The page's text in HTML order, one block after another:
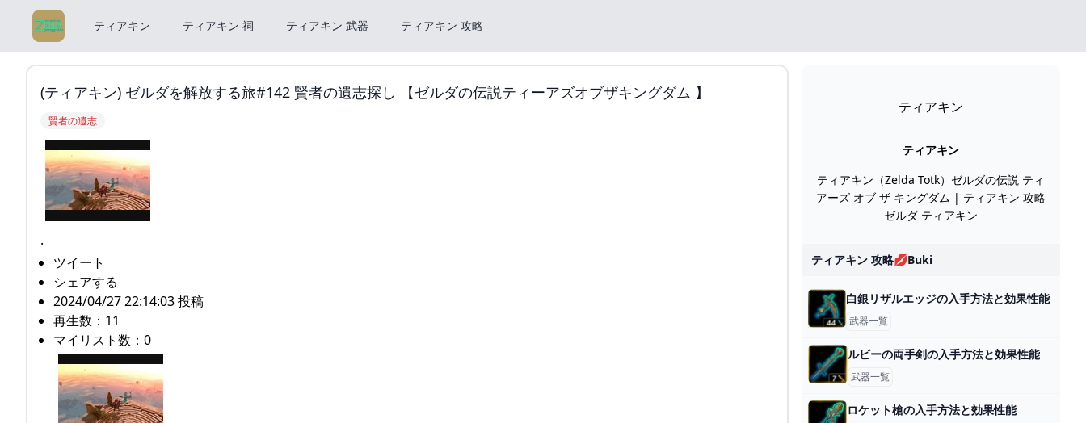
ティアキン ティアキン 祠 ティアキン 武器 ティアキン 攻略
(ティアキン) ゼルダを解放する旅#142 賢者の遺志探し 【ゼルダの伝説ティーアズオブザキングダム 】
賢者の遺志
.
ツイート
シェアする
2024/04/27 22:14:03 投稿
再生数：11
マイリスト数：0
ティアキン
ティアキン
ティアキン（Zelda Totk）ゼルダの伝説 ティ
アーズ オブ ザ キングダム | ティアキン 攻略
ゼルダ ティアキン
ティアキン 攻略💋buki
白銀リザルエッジの入手方法と効果性能
武器一覧
ルビーの両手剣の入手方法と効果性能
武器一覧
ロケット槍の入手方法と効果性能